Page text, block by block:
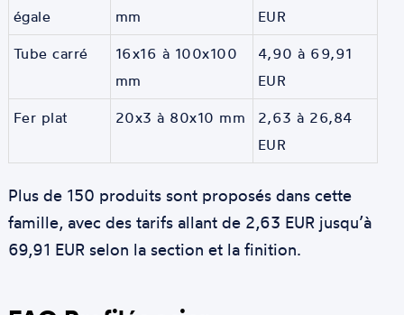
égale
mm
EUR
Tube carré
16x16 à 100x100
mm
4,90 à 69,91
EUR
Fer plat 20x3 à 80x10 mm
2,63 à 26,84
EUR
Plus de 150 produits sont proposés dans cette
famille, avec des tarifs allant de 2,63 EUR jusqu’à
69,91 EUR selon la section et la finition.